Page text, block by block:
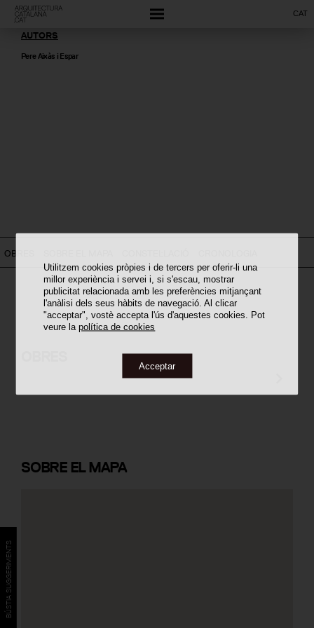
Utilitzem cookies pròpies i de tercers per oferir-li una
millor experiència i servei i, si s'escau, mostrar
publicitat relacionada amb les preferències mitjançant
l'anàlisi dels seus hàbits de navegació. Al clicar
"acceptar", vostè accepta l'ús d'aquestes cookies. Pot
veure lapolítica de cookies
Acceptar
CAT
AUTORS
Pere Aixàs i Espar
OBRES
Habitatges Mañé i Flaquer 17
SOBREEL MAPA
BÚSTIA SUGGERIMENTS